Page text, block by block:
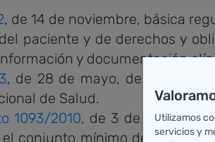
, de 14 de noviembre, básica
paciente y de derechos y
y documentación
, de 28 de mayo, de cohesión
de Salud.
1093/2010, de 3 de
conjunto mínimo de datos de
Utilizamos
servicios y